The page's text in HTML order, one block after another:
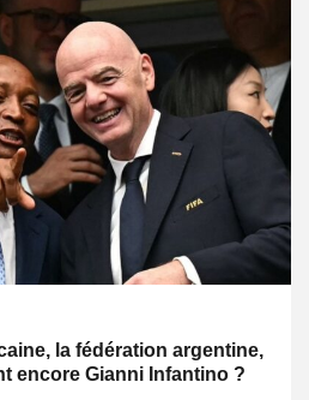
la fédération argentine,
encore Gianni Infantino ?